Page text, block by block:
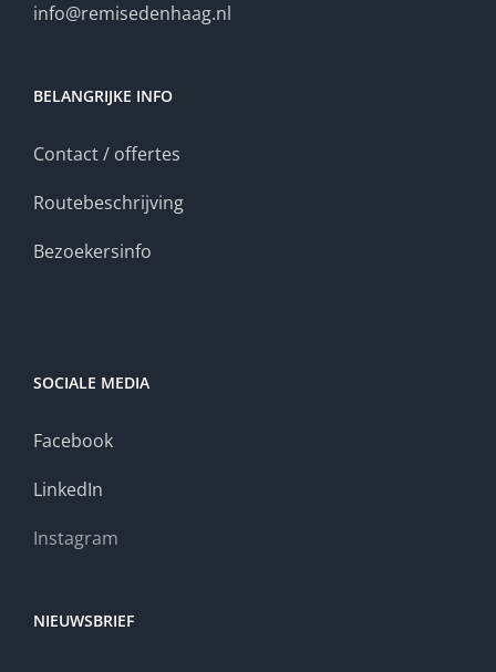
info@remisedenhaag.nl
BELANGRIJKE INFO
Contact / offertes
Routebeschrijving
Bezoekersinfo
SOCIALE MEDIA
Facebook
LinkedIn
Instagram
NIEUWSBRIEF